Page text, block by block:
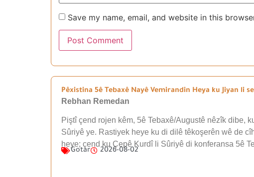
Save my name, email, and website in this
Pêxistina 5ê Tebaxê Nayê Vemirandin Heya ku Jiyan li
Rebhan Remedan
Piştî çend rojen kêm, 5ê Tebaxê/Augustê nêzîk dibe,
Sûriyê ye. Rastiyek heye ku di dilê têkoşerên wê de
heye; çend ku Çepê Kurdî li Sûriyê di konferansa 5ê
Gotar 2026-08-02